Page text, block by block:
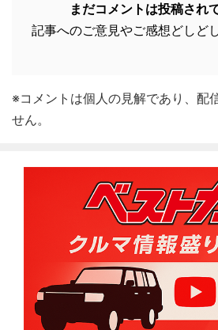
まだコメントは投稿され
記事へのご意見やご感想どしど
※コメントは個人の見解であり、配
せん。